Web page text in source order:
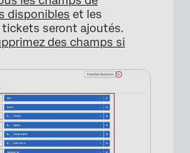
disponibles et les
tickets seront ajoutés.
des champs si